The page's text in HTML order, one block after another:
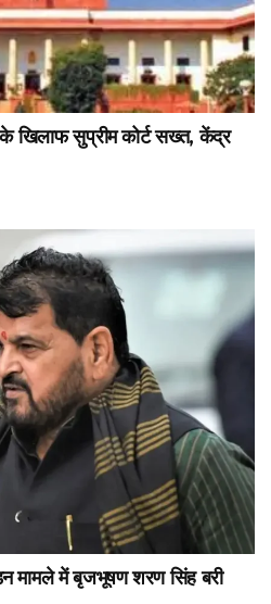
के खिलाफ सुप्रीम कोर्ट सख्त, केंद्र
मामले में बृजभूषण शरण सिंह बरी